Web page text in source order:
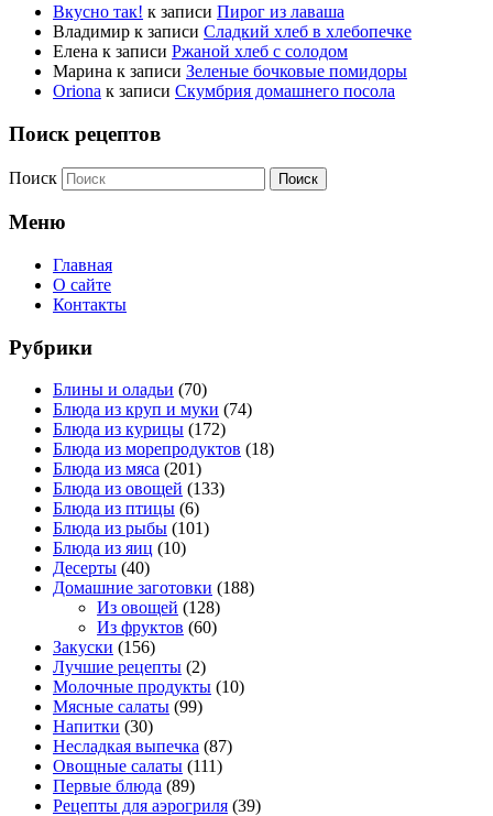
Вкусно так! к записи Пирог из лаваша
Владимир к записи Сладкий хлеб в хлебопечке
Елена к записи Ржаной хлеб с солодом
Марина к записи Зеленые бочковые помидоры
Oriona к записи Скумбрия домашнего посола
Поиск рецептов
Поиск
Меню
Главная
О сайте
Контакты
Рубрики
Блины и оладьи (70)
Блюда из круп и муки (74)
Блюда из курицы (172)
Блюда из морепродуктов (18)
Блюда из мяса (201)
Блюда из овощей (133)
Блюда из птицы (6)
Блюда из рыбы (101)
Блюда из яиц (10)
Десерты (40)
Домашние заготовки (188)
Из овощей (128)
Из фруктов (60)
Закуски (156)
Лучшие рецепты (2)
Молочные продукты (10)
Мясные салаты (99)
Напитки (30)
Несладкая выпечка (87)
Овощные салаты (111)
Первые блюда (89)
Рецепты для аэрогриля (39)